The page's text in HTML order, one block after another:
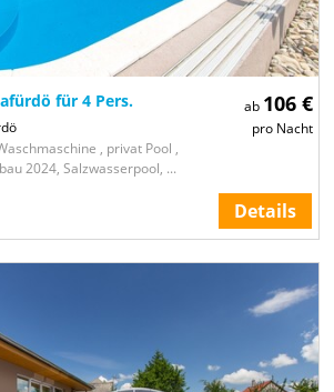
ab 106 €
pro Nacht
für 4 Pers.
, privat Pool ,
2024, Salzwasserpool, ...
Details